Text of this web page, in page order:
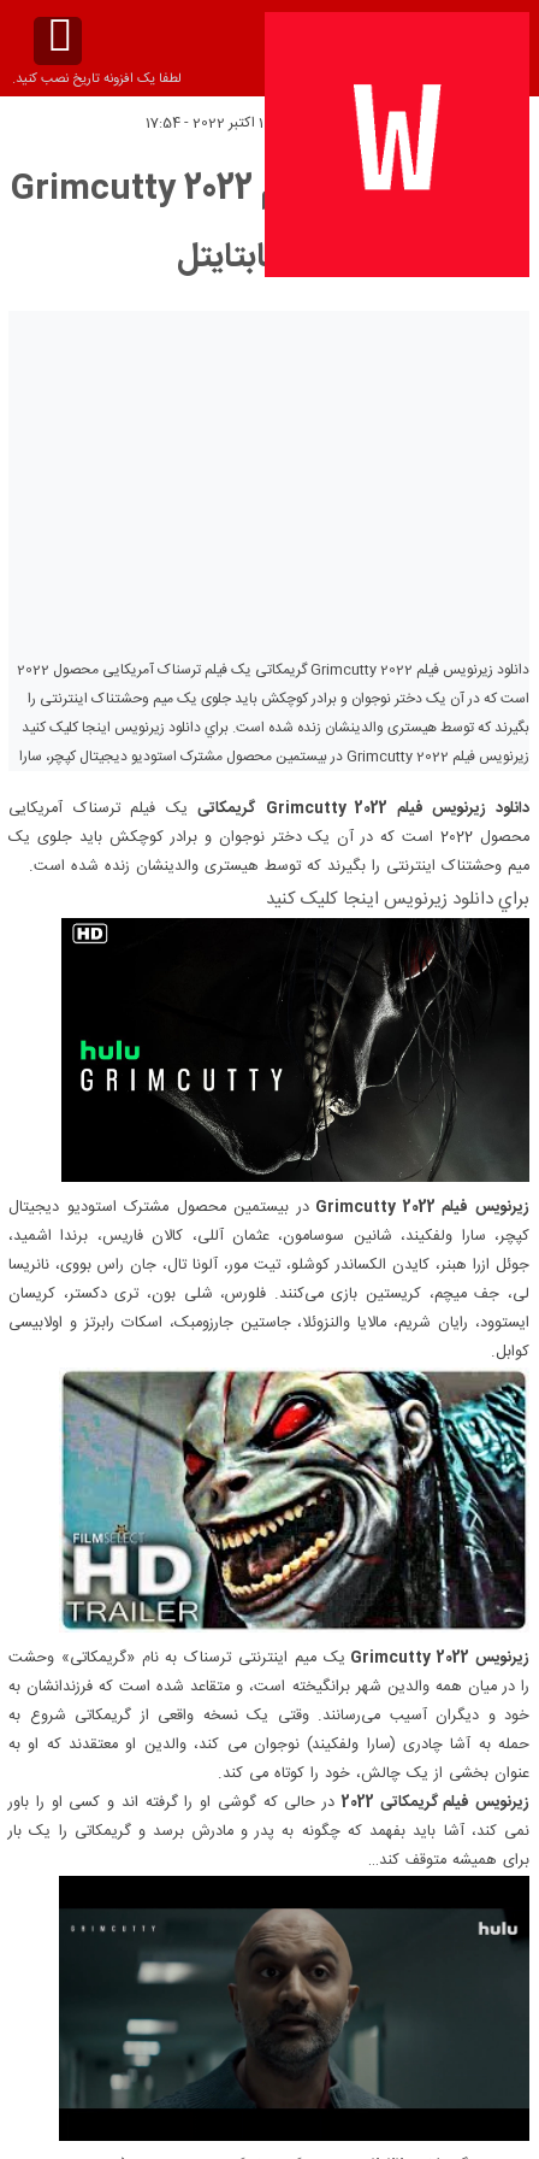
لطفا یک افزونه تاریخ نصب کنید.
تاریخ انتشار:
دانلود زیرنویس فیلم Grimcutty 2022
– بلو سابتايتل
دانلود زیرنویس فیلم Grimcutty 2022 گریمکاتی یک فیلم ترسناک آمریکایی محصول 2022
است که در آن یک دختر نوجوان و برادر کوچکش باید جلوی یک میم وحشتناک اینترنتی را
بگیرند که توسط هیستری والدینشان زنده شده است. براي دانلود زيرنويس اينجا کليک کنيد
زیرنویس فیلم Grimcutty 2022 در بیستمین محصول مشترک استودیو دیجیتال کپچر، سارا
دانلود زیرنویس فیلم Grimcutty 2022 گریمکاتییک فیلم ترسناک آمریکایی
محصول 2022 است که در آن یک دختر نوجوان و برادر کوچکش باید جلوی یک
میم وحشتناک اینترنتی را بگیرند که توسط هیستری والدینشان زنده شده است.
براي دانلود زيرنويس اينجا کليک کنيد
زیرنویس فیلم Grimcutty 2022
در بیستمین محصول مشترک استودیو دیجیتال
کپچر، سارا ولفکیند، شانین سوسامون، عثمان آللی، کالان فاریس، برندا اشمید،
جوئل ازرا هبنر، کایدن الکساندر کوشلو، تیت مور، آلونا تال، جان راس بووی، نانریسا
لی، جف میچم، کریستین بازی می‌کنند. فلورس، شلی بون، تری دکستر، کریسان
ایستوود، رایان شریم، مالایا والنزوئلا، جاستین جارزومبک، اسکات رابرتز و اولابیسی
کوابل.
زیرنویس Grimcutty 2022
یک میم اینترنتی ترسناک به نام «گریمکاتی» وحشت
را در میان همه والدین شهر برانگیخته است، و متقاعد شده است که فرزندانشان به
خود و دیگران آسیب می‌رسانند. وقتی یک نسخه واقعی از گریمکاتی شروع به
حمله به آشا چادری (سارا ولفکیند) نوجوان می کند، والدین او معتقدند که او به
عنوان بخشی از یک چالش، خود را کوتاه می کند.
زیرنویس فیلم گریمکاتی 2022
در حالی که گوشی او را گرفته اند و کسی او را باور
نمی کند، آشا باید بفهمد که چگونه به پدر و مادرش برسد و گریمکاتی را یک بار
برای همیشه متوقف کند…